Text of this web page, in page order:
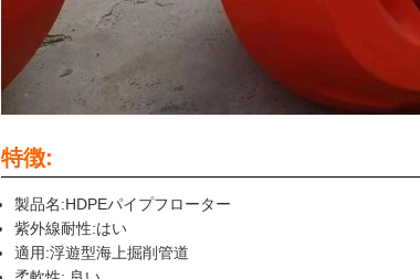
特徴:
製品名:HDPEパイプフローター
紫外線耐性:はい
適用:浮遊型海上掘削管道